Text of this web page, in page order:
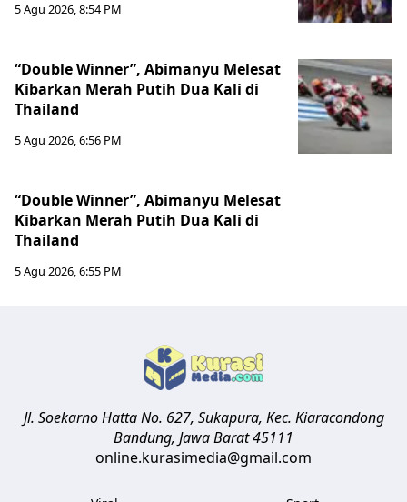
5 Agu 2026, 8:54 PM
“Double Winner”, Abimanyu Melesat
Kibarkan Merah Putih Dua Kali di
Thailand
5 Agu 2026, 6:56 PM
“Double Winner”, Abimanyu Melesat
Kibarkan Merah Putih Dua Kali di
Thailand
5 Agu 2026, 6:55 PM
Jl. Soekarno Hatta No. 627, Sukapura, Kec. Kiaracondong
Bandung, Jawa Barat45111
online.kurasimedia@gmail.com